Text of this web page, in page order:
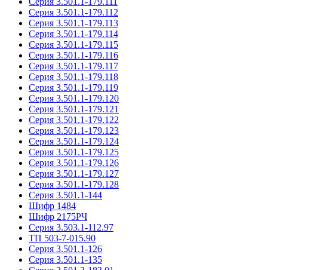
Серия 3.501.1-179.112
Серия 3.501.1-179.113
Серия 3.501.1-179.114
Серия 3.501.1-179.115
Серия 3.501.1-179.116
Серия 3.501.1-179.117
Серия 3.501.1-179.118
Серия 3.501.1-179.119
Серия 3.501.1-179.120
Серия 3.501.1-179.121
Серия 3.501.1-179.122
Серия 3.501.1-179.123
Серия 3.501.1-179.124
Серия 3.501.1-179.125
Серия 3.501.1-179.126
Серия 3.501.1-179.127
Серия 3.501.1-179.128
Серия 3.501.1-144
Шифр 1484
Шифр 2175РЧ
Серия 3.503.1-112.97
ТП 503-7-015.90
Серия 3.501.1-126
Серия 3.501.1-135